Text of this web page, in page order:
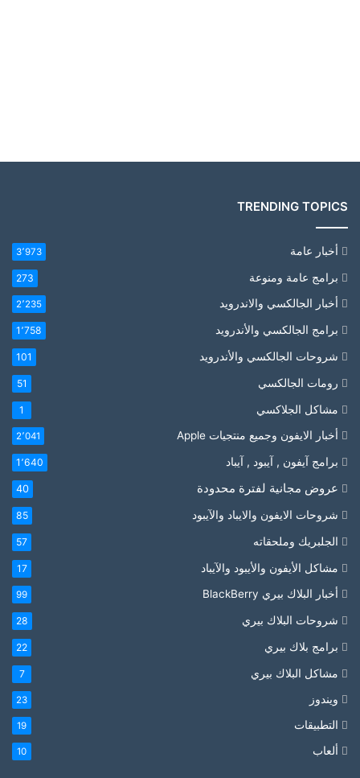
TRENDING TOPICS
أخبار عامة 3٬973
برامج عامة ومنوعة 273
أخبار الجالكسي والاندرويد 2٬235
برامج الجالكسي والأندرويد 1٬758
شروحات الجالكسي والأندرويد 101
رومات الجالكسي 51
مشاكل الجلاكسي 1
أخبار الايفون وجميع منتجيات Apple 2٬041
برامج آيفون , آيبود , آيباد 1٬640
عروض مجانية لفترة محدودة 40
شروحات الايفون والايباد والآيبود 85
الجلبريك وملحقاته 57
مشاكل الأيفون والأيبود والآيباد 17
أخبار البلاك بيري BlackBerry 99
شروحات البلاك بيري 28
برامج بلاك بيري 22
مشاكل البلاك بيري 7
ويندوز 23
التطبيقات 19
ألعاب 10